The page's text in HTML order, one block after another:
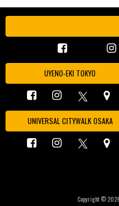
UYENO-EKI TOKYO
UNIVERSAL CITYWALK OSAKA
Copyright ©